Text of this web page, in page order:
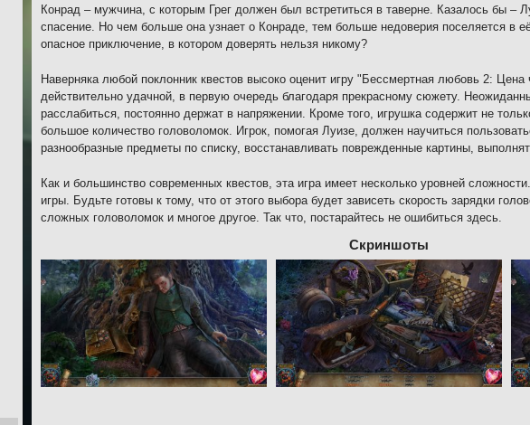
Конрад – мужчина, с которым Грег должен был встретиться в таверне. Казалось бы –
спасение. Но чем больше она узнает о Конраде, тем больше недоверия поселяется в
опасное приключение, в котором доверять нельзя никому?
Наверняка любой поклонник квестов высоко оценит игру "Бессмертная любовь 2:
действительно удачной, в первую очередь благодаря прекрасному сюжету.
расслабиться, постоянно держат в напряжении. Кроме того, игрушка содержит не
большое количество головоломок. Игрок, помогая Луизе, должен научиться
разнообразные предметы по списку, восстанавливать поврежденные картины,
Как и большинство современных квестов, эта игра имеет несколько уровней
игры. Будьте готовы к тому, что от этого выбора будет зависеть скорость зарядки
сложных головоломок и многое другое. Так что, постарайтесь не ошибиться здесь.
Скриншоты